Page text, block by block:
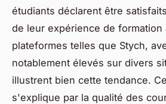
étudiants déclarent être
de leur expérience de formation
plateformes telles que Stych,
notablement élevés sur divers
illustrent bien cette tendance.
s'explique par la qualité des